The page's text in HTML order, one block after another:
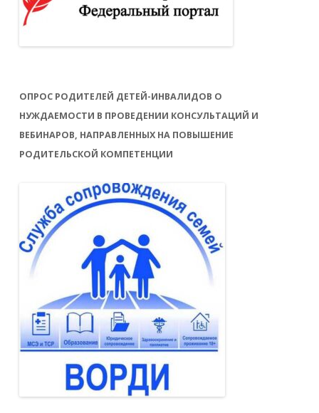
ОПРОС РОДИТЕЛЕЙ ДЕТЕЙ-ИНВАЛИДОВ О
НУЖДАЕМОСТИ В ПРОВЕДЕНИИ КОНСУЛЬТАЦИЙ И
ВЕБИНАРОВ, НАПРАВЛЕННЫХ НА ПОВЫШЕНИЕ
РОДИТЕЛЬСКОЙ КОМПЕТЕНЦИИ